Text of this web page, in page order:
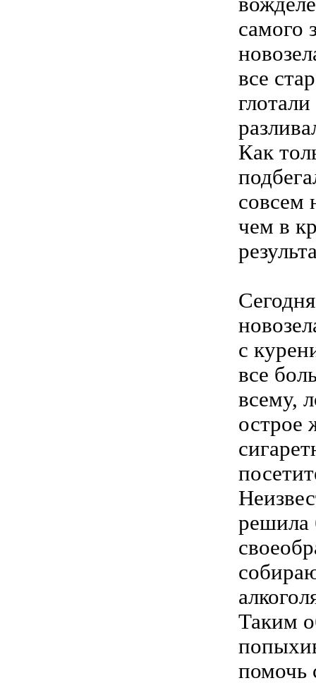
самого
все
Как
совсем
чем в
с
все
всему,
острое
решила
Таким
помочь